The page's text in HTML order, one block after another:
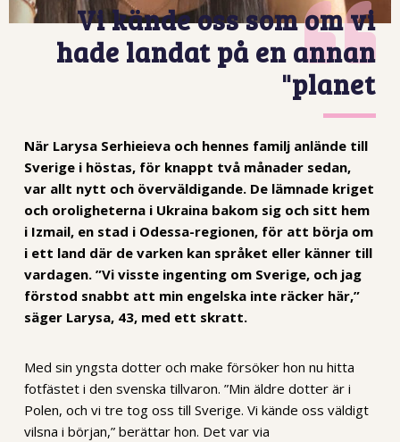
Vi kände oss som om vi
hade landat på en annan
planet"
När Larysa Serhieieva och hennes familj anlände till
Sverige i höstas, för knappt två månader sedan,
var allt nytt och överväldigande. De lämnade kriget
och oroligheterna i Ukraina bakom sig och sitt hem
i Izmail, en stad i Odessa-regionen, för att börja om
i ett land där de varken kan språket eller känner till
vardagen. ”Vi visste ingenting om Sverige, och jag
förstod snabbt att min engelska inte räcker här,”
säger Larysa, 43, med ett skratt.
Med sin yngsta dotter och make försöker hon nu hitta
fotfästet i den svenska tillvaron. ”Min äldre dotter är i
Polen, och vi tre tog oss till Sverige. Vi kände oss väldigt
vilsna i början,” berättar hon. Det var via